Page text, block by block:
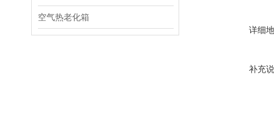
空气热老化箱
详细
补充